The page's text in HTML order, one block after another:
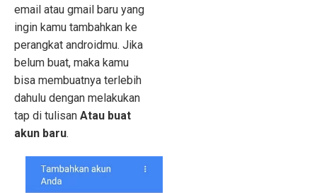
email atau gmail baru yang
ingin kamu tambahkan ke
perangkat androidmu. Jika
belum buat, maka kamu
bisa membuatnya terlebih
dahulu dengan melakukan
tap di tulisan Atau buat
akun baru.